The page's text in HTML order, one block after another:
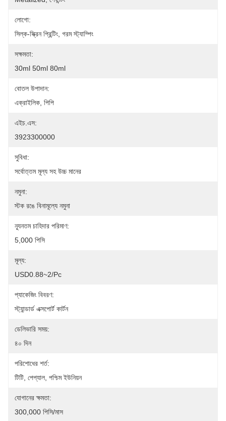
লোগো:
সিল্ক-স্ক্রিন প্রিন্টিং, গরম স্ট্যাম্পিং
সক্ষমতা:
30ml 50ml 80ml
বোতল উপাদান:
এক্রাইলিক, পিপি
এইচ.এস:
3923300000
সুবিধা:
সর্বোত্তম মূল্য সহ উচ্চ মানের
নমুনা:
স্টক রঙে বিনামূল্যে নমুনা
ন্যূনতম চাহিদার পরিমাণ:
5,000 পিসি
মূল্য:
USD0.88~2/pc
প্যাকেজিং বিবরণ:
স্ট্যান্ডার্ড এক্সপোর্ট কার্টন
ডেলিভারি সময়:
৪০ দিন
পরিশোধের শর্ত:
টিটি, পেপ্যাল, পশ্চিম ইউনিয়ন
যোগানের ক্ষমতা:
300,000 পিসি/মাস